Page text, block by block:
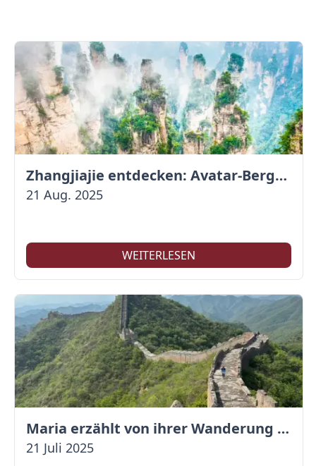
Zhangjiajie entdecken: Avatar-Berge & Altstadt von Fenghuang
21 Aug. 2025
WEITERLESEN
Maria erzählt von ihrer Wanderung auf der Großen Mauer
21 Juli 2025